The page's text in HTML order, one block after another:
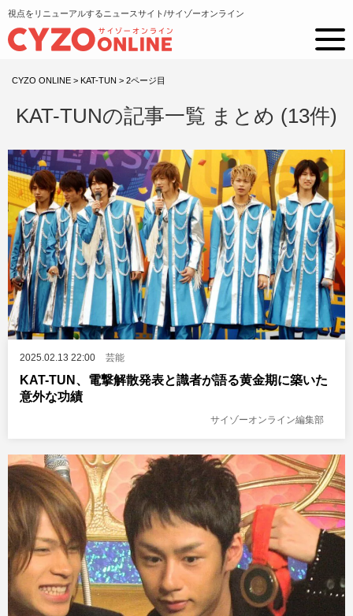
視点をリニューアルするニュースサイト/サイゾーオンライン
CYZO ONLINE > KAT-TUN > 2ページ目
KAT-TUNの記事一覧 まとめ (13件)
2025.02.13 22:00 芸能
KAT-TUN、電撃解散発表と識者が語る黄金期に築いた
意外な功績
サイゾーオンライン編集部